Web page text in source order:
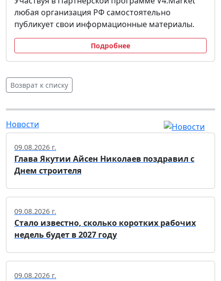
любая организация РФ самостоятельно
публикует свои информационные материалы.
Подробнее
Возврат к списку
Новости
09.08.2026 г.
Глава Якутии Айсен Николаев поздравил с
Днем строителя
09.08.2026 г.
Стало известно, сколько коротких рабочих
недель будет в 2027 году
09.08.2026 г.